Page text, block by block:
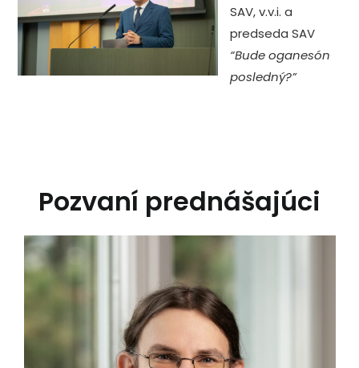
SAV, v.v.i. a
predseda SAV
“Bude oganesón
posledný?”
Pozvaní prednášajúci